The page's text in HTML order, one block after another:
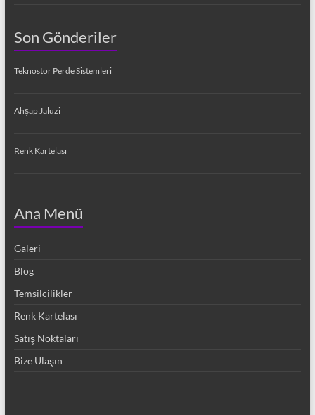
Son Gönderiler
Teknostor Perde Sistemleri
Ahşap Jaluzi
Renk Kartelası
Ana Menü
Galeri
Blog
Temsilcilikler
Renk Kartelası
Satış Noktaları
Bize Ulaşın